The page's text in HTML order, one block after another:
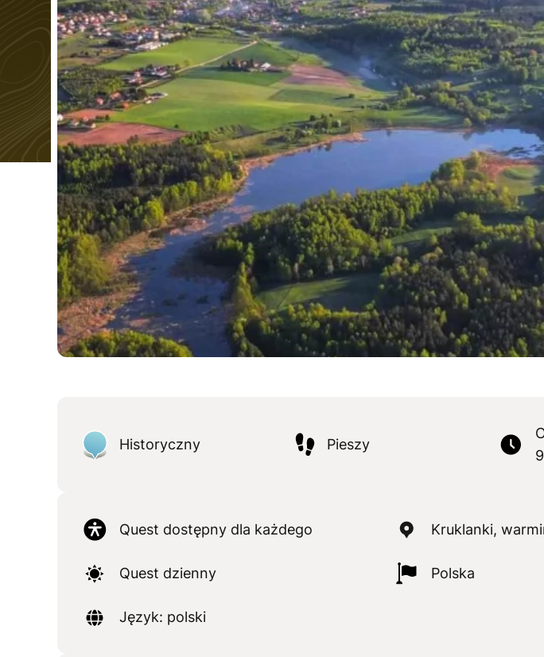
Historyczny Pieszy
Quest dostępny dla każdego Kruklanki,
Quest dzienny Polska
Język: polski